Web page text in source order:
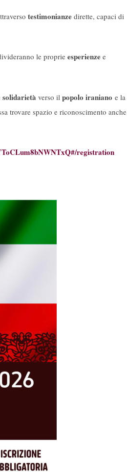
testimonianze dirette, capaci di
le proprieesperienze e
solidarietà verso il popolo iraniano e la
trovare spazio e riconoscimento anche
registration